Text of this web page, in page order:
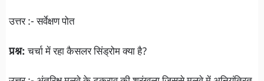
उत्तर :- सर्वेक्षण पोत
प्रश्न:चर्चा में रहा कैसलर सिंड्रोम क्या है?